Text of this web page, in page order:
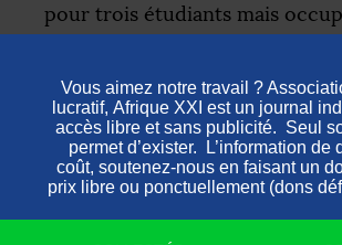
pour trois étudiants mais
Malgré les nombreuses
au squat (juridiques et sur la
publique), cette pratique est
comme un mécanisme ou une
survie acceptable, en